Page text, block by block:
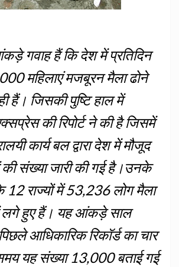
गवाह हैं कि देश में प्रतिदिन
महिलाएं मजबूरन मैला ढोने
हैं। जिसकी पुष्टि हाल में
की रिपोर्ट ने की है जिसमें
कार्य बल द्वारा देश में मौजूद
की संख्या जारी की गई है।उनके
12 राज्यों में 53,236 लोग मैला
लगे हुए हैं। यह आंकड़े साल
आधिकारिक रिकॉर्ड का चार
यह संख्या 13,000 बताई गई